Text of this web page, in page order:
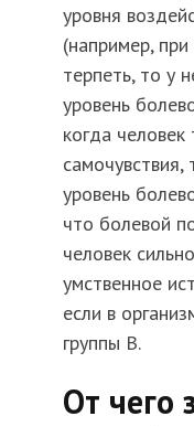
уровня
(например,
терпеть, то у
уровень
когда
уровень
что болевой
человек
умственное
если в
группы B.
От чего